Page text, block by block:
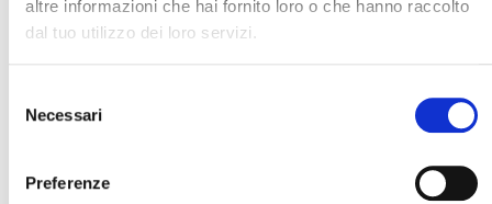
altre informazioni che hai fornito loro o che hanno raccolto
dal tuo utilizzo dei loro servizi.
delNecessari
Preferenze